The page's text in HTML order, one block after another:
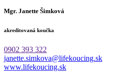
Mgr. Janette Šimková
akreditovaná koučka
0902 393 322
janette.simkova@lifekoucing.sk
www.lifekoucing.sk